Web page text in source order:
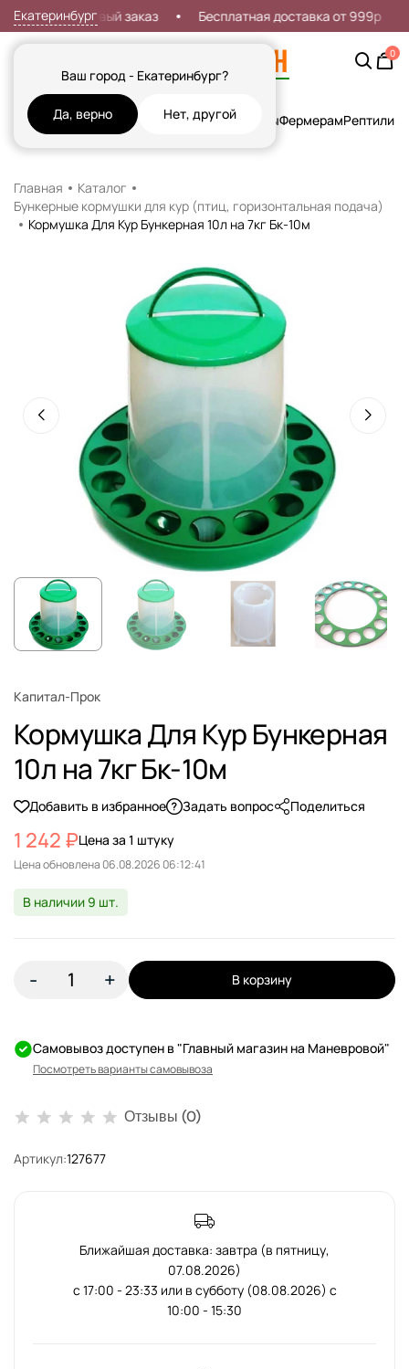
Екатеринбург
Ваш город - Екатеринбург?
Да, верно Нет, другой
7% на первый заказ Бесплатная доставка от 999р
0
Кошки СобакиРыбы Грызуны и Хорьки ПтицыФермерамРептилии
Главная
Каталог
Бункерные кормушки для кур (птиц, горизонтальная подача)
Кормушка Для Кур Бункерная 10л на 7кг Бк-10м
Капитал-Прок
Кормушка Для Кур Бункерная
10л на 7кг Бк-10м
Добавить в избранное Задать вопрос Поделиться
1 242 ₽Цена за 1 штуку
Цена обновлена
В наличии 9 шт.
- + В корзину
Самовывоз доступен в "Главный магазин на Маневровой"
Посмотреть варианты самовывоза
Отзывы (0)
Артикул:127677
Ближайшая доставка: завтра (в пятницу,
07.08.2026)
с 17:00 - 23:33 или в субботу (08.08.2026) с
10:00 - 15:30